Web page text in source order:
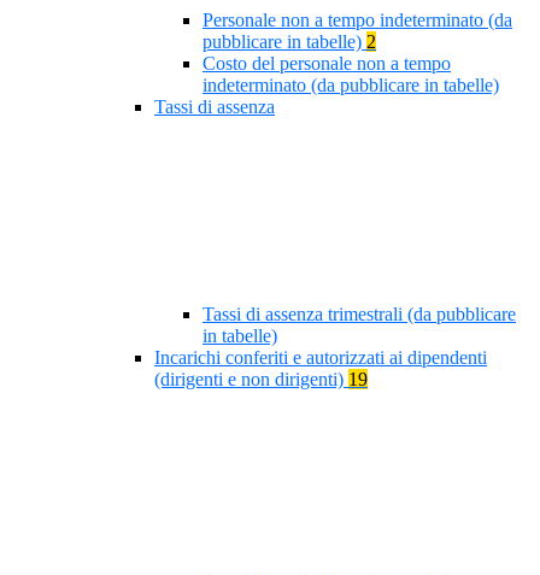
Personale non a tempo indeterminato (da
pubblicare in tabelle) 2
Costo del personale non a tempo
indeterminato (da pubblicare in tabelle)
Tassi di assenza
Tassi di assenza trimestrali (da pubblicare
in tabelle)
Incarichi conferiti e autorizzati ai dipendenti
(dirigenti e non dirigenti) 19